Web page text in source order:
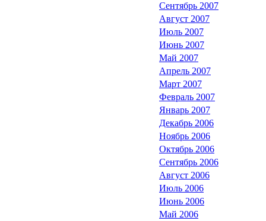
Сентябрь 2007
Август 2007
Июль 2007
Июнь 2007
Май 2007
Апрель 2007
Март 2007
Февраль 2007
Январь 2007
Декабрь 2006
Ноябрь 2006
Октябрь 2006
Сентябрь 2006
Август 2006
Июль 2006
Июнь 2006
Май 2006